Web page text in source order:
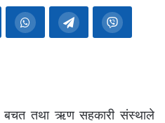
तथा ऋण सहकारी संस्थाले